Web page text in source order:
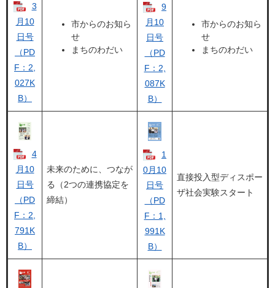
3
月10
日号
（PD
F：2,
027K
B）
市からのお知ら
せ
まちのわだい
9
月10
日号
（PD
F：2,
087K
B）
市からのお知ら
せ
まちのわだい
4
月10
日号
（PD
F：2,
791K
B）
未来のために、つなが
る（2つの連携協定を
締結）
1
0月10
日号
（PD
F：1,
991K
B）
直接投入型ディスポー
ザ社会実験スタート